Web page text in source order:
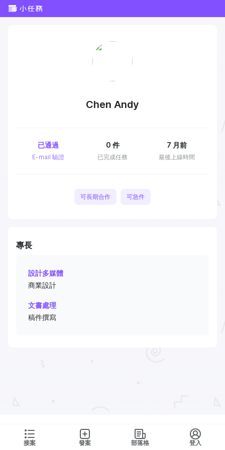
接案 發案 部落格 登入
Chen Andy
E-mail 驗證
已通過
已完成任務
0 件
最後上線時間
7 月前
可長期合作 可急件
專長
設計多媒體
商業設計
文書處理
稿件撰寫